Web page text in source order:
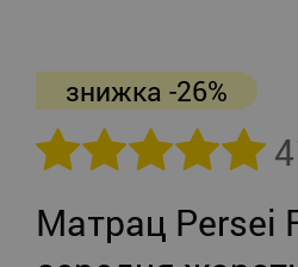
знижка -26%
Матрац Persei